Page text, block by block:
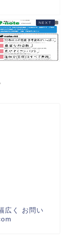
広く お問い